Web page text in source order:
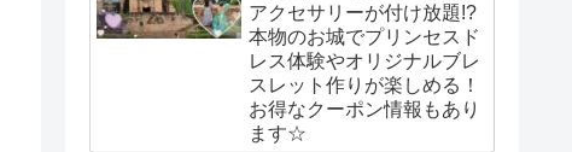
アクセサリーが付け放題!?
本物のお城でプリンセスド
レス体験やオリジナルブレ
スレット作りが楽しめる！
お得なクーポン情報もあり
ます☆